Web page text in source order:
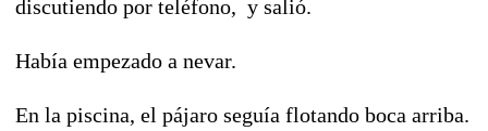
discutiendo por teléfono, y salió.
Había empezado a nevar.
En la piscina, el pájaro seguía flotando boca arriba.